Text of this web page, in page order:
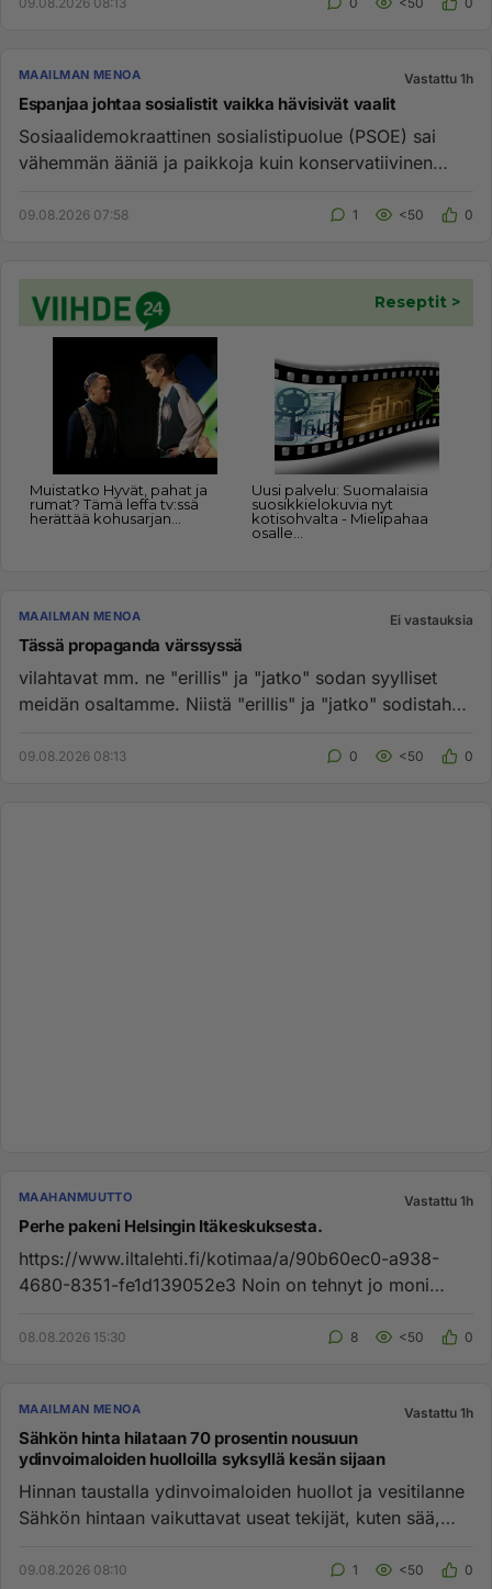
MAAILMAN MENOA Vastattu 1h
Espanjaa johtaa sosialistit vaikka hävisivät vaalit
Sosiaalidemokraattinen sosialistipuolue (PSOE) sai
vähemmän ääniä ja paikkoja kuin konservatiivinen
09.08.2026 07:58 1 <50 0
MAAILMAN MENOA Ei vastauksia
Tässä propaganda värssyssä
vilahtavat mm. ne "erillis" ja "jatko" sodan syylliset
meidän osaltamme. Niistä "erillis" ja "jatko" sodistahan
09.08.2026 08:13 0 <50 0
MAAHANMUUTTO Vastattu 1h
Perhe pakeni Helsingin Itäkeskuksesta.
https://www.iltalehti.fi/kotimaa/a/90b60ec0-a938-
4680-8351-fe1d139052e3 Noin on tehnyt jo moni
08.08.2026 15:30 8 <50 0
MAAILMAN MENOA Vastattu 1h
Sähkön hinta hilataan 70 prosentin nousuun
ydinvoimaloiden huolloilla syksyllä kesän sijaan
Hinnan taustalla ydinvoimaloiden huollot ja vesitilanne
Sähkön hintaan vaikuttavat useat tekijät, kuten sää,
09.08.2026 08:10 1 <50 0